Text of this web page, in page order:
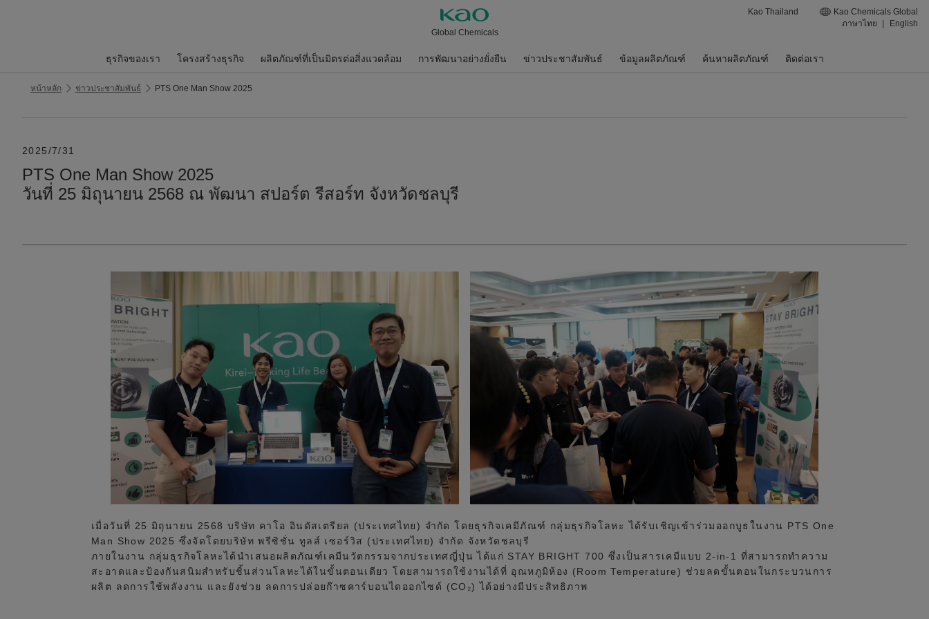
Global Chemicals
Kao Thailand
Kao Chemicals Global
ภาษาไทย
English
ธุรกิจของเรา โครงสร้างธุรกิจ ผลิตภัณฑ์ที่เป็นมิตรต่อสิ่งแวดล้อม การพัฒนาอย่างยั่งยืน ข่าวประชาสัมพันธ์ ข้อมูลผลิตภัณฑ์ ค้นหาผลิตภัณฑ์ ติดต่อเรา
หน้าหลัก ข่าวประชาสัมพันธ์ PTS One Man Show 2025
2025/7/31
PTS One Man Show 2025
วันที่ 25 มิถุนายน 2568 ณ พัฒนา สปอร์ต รีสอร์ท จังหวัดชลบุรี
เมื่อวันที่ 25 มิถุนายน 2568 บริษัท คาโอ อินดัสเตรียล (ประเทศไทย) จำกัด โดยธุรกิจเคมีภัณฑ์ กลุ่มธุรกิจโลหะ ได้รับเชิญเข้าร่วมออกบูธในงาน PTS One
Man Show 2025 ซึ่งจัดโดยบริษัท พรีซิชั่น ทูลส์ เซอร์วิส (ประเทศไทย) จำกัด จังหวัดชลบุรี
ภายในงาน กลุ่มธุรกิจโลหะได้นำเสนอผลิตภัณฑ์เคมีนวัตกรรมจากประเทศญี่ปุ่น ได้แก่ STAY BRIGHT 700 ซึ่งเป็นสารเคมีแบบ 2-in-1 ที่สามารถทำความ
สะอาดและป้องกันสนิมสำหรับชิ้นส่วนโลหะได้ในขั้นตอนเดียว โดยสามารถใช้งานได้ที่ อุณหภูมิห้อง (Room Temperature) ช่วยลดขั้นตอนในกระบวนการ
ผลิต ลดการใช้พลังงาน และยังช่วย ลดการปล่อยก๊าซคาร์บอนไดออกไซด์ (CO₂) ได้อย่างมีประสิทธิภาพ